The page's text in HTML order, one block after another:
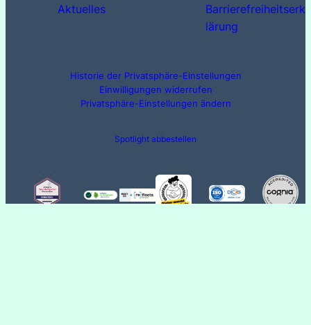
Aktuelles
Barrierefreiheitserk
lärung
Historie der Privatsphäre-Einstellungen
Einwilligungen widerrufen
Privatsphäre-Einstellungen ändern
Spotlight abbestellen